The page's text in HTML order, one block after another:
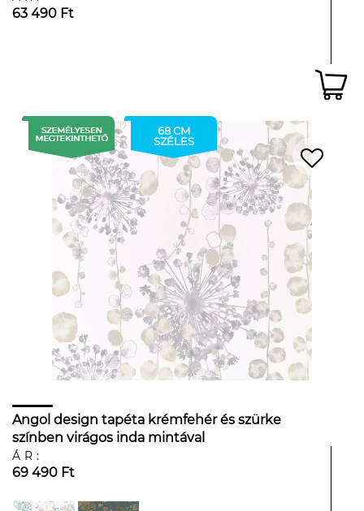
63 490 Ft
68 CM
SZÉLES
Angol design tapéta krémfehér és szürke
színben virágos inda mintával
ÁR:
69 490 Ft